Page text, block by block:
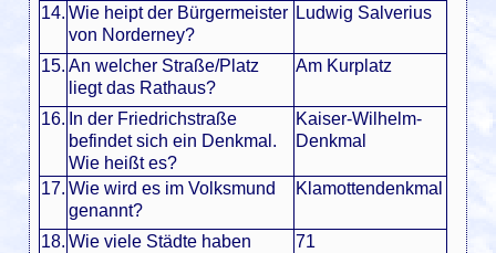
14. Wie heipt der Bürgermeister
von Norderney?
Ludwig Salverius
15. An welcher Straße/Platz
liegt das Rathaus?
Am Kurplatz
16. In der Friedrichstraße
befindet sich ein Denkmal.
Wie heißt es?
Kaiser-Wilhelm-
Denkmal
17. Wie wird es im Volksmund
genannt?
Klamottendenkmal
18. Wie viele Städte haben
71